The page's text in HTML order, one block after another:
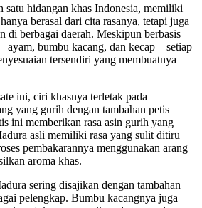
satu hidangan khas Indonesia, memiliki
berasal dari cita rasanya, tetapi juga
di berbagai daerah. Meskipun berbasis
bumbu kacang, dan kecap—setiap
tersendiri yang membuatnya
ini, ciri khasnya terletak pada
yang gurih dengan tambahan petis
ini memberikan rasa asin gurih yang
asli memiliki rasa yang sulit ditiru
pembakarannya menggunakan arang
aroma khas.
sering disajikan dengan tambahan
pelengkap. Bumbu kacangnya juga